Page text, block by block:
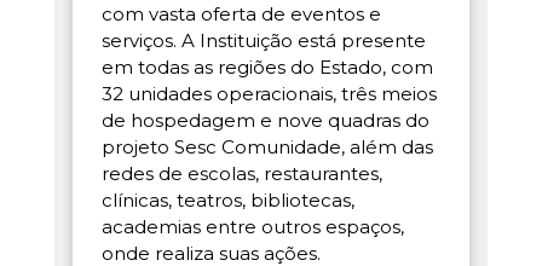
com vasta oferta de eventos e
serviços. A Instituição está presente
em todas as regiões do Estado, com
32 unidades operacionais, três meios
de hospedagem e nove quadras do
projeto Sesc Comunidade, além das
redes de escolas, restaurantes,
clínicas, teatros, bibliotecas,
academias entre outros espaços,
onde realiza suas ações.